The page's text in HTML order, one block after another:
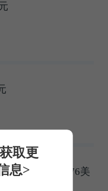
美元上调至676美
取更
息>